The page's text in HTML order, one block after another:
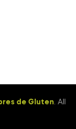
de Gluten. All